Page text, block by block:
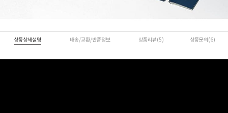
상품상세설명 배송/교환/반품정보 상품리뷰(5) 상품문의(6)